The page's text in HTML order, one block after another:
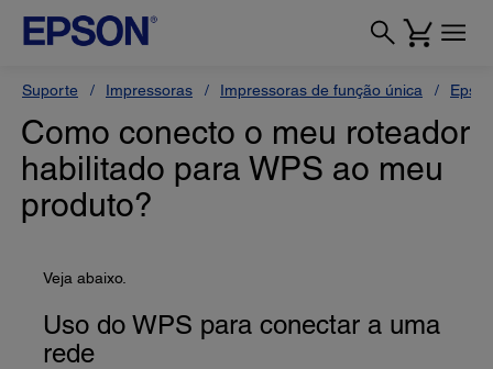
Suporte Impressoras Impressoras de função única
Como conecto o meu roteador
habilitado para WPS ao meu
produto?
Veja abaixo.
Uso do WPS para conectar a uma
rede